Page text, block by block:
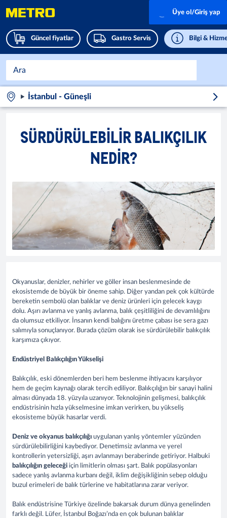
Güncel fiyatlar Gastro Servis Bilgi &
Üye ol/Giriş yap
İstanbul - Güneşli
SÜRDÜRÜLEBILIR BALIKÇILIK
NEDIR?
Okyanuslar, denizler, nehirler ve göller insan beslenmesinde de
ekosistemde de büyük bir öneme sahip. Diğer yandan pek çok kültürde
bereketin sembolü olan balıklar ve deniz ürünleri için gelecek kaygı
dolu. Aşırı avlanma ve yanlış avlanma, balık çeşitliliğini de devamlılığını
da olumsuz etkiliyor. İnsanın kendi balığını üretme çabası ise sera gazı
salımıyla sonuçlanıyor. Burada çözüm olarak ise sürdürülebilir balıkçılık
karşımıza çıkıyor.
Endüstriyel Balıkçılığın Yükselişi
Balıkçılık, eski dönemlerden beri hem beslenme ihtiyacını karşılıyor
hem de geçim kaynağı olarak tercih ediliyor. Balıkçılığın bir sanayi halini
alması dünyada 18. yüzyıla uzanıyor. Teknolojinin gelişmesi, balıkçılık
endüstrisinin hızla yükselmesine imkan verirken, bu yükseliş
ekosisteme büyük hasarlar verdi.
Deniz ve okyanus balıkçılığı uygulanan yanlış yöntemler yüzünden
sürdürülebilirliğini kaybediyor. Denetimsiz avlanma ve yerel
kontrollerin yetersizliği, aşırı avlanmayı beraberinde getiriyor. Halbuki
balıkçılığın geleceği için limitlerin olması şart. Balık popülasyonları
sadece yanlış avlanma kurbanı değil, iklim değişikliğinin sebep olduğu
buzul erimeleri de balık türlerine ve habitatlarına zarar veriyor.
Balık endüstrisine Türkiye özelinde bakarsak durum dünya genelinden
farklı değil. Lüfer, İstanbul Boğazı’nda en çok bulunan balıklar